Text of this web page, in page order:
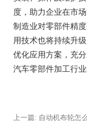
度，助力企业在市
制造业对零部件精
用技术也将持续升
优化应用方案，充
汽车零部件加工行